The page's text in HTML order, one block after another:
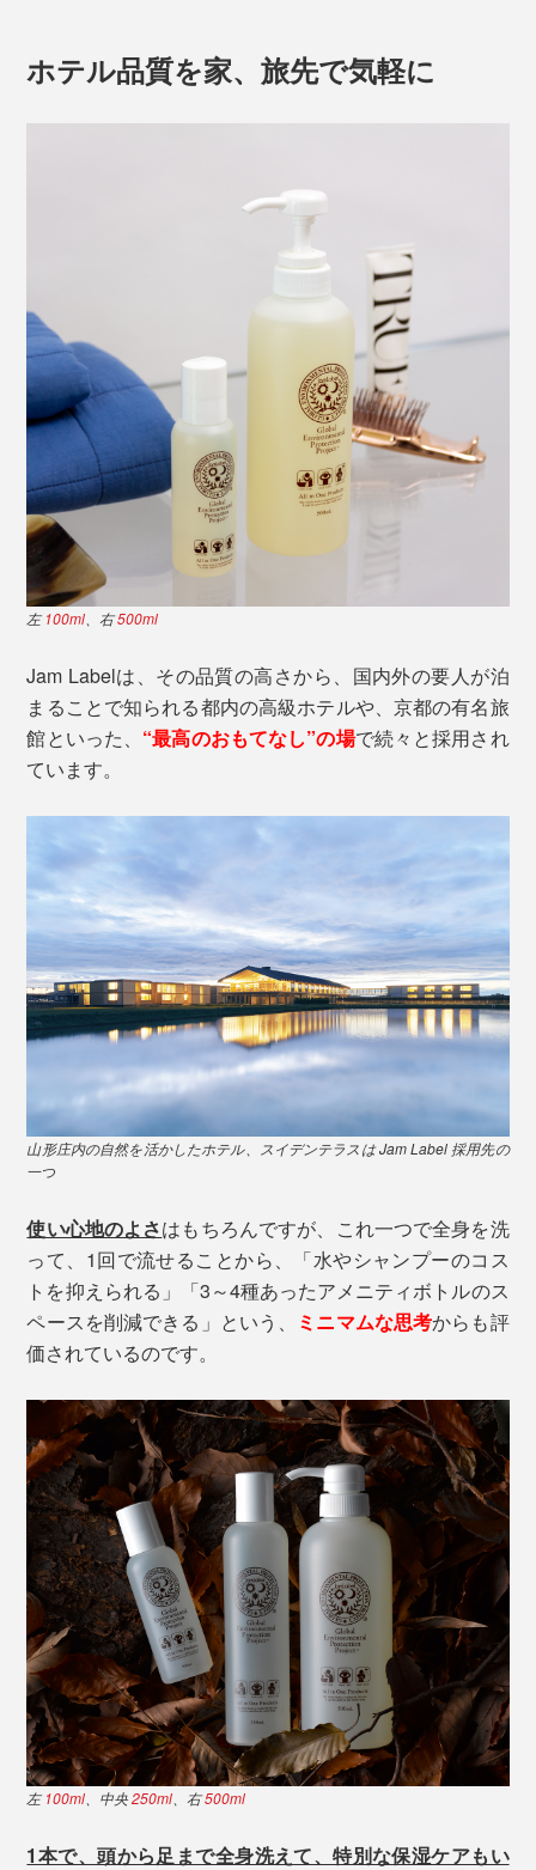
ホテル品質を家、旅先で気軽に
左 100ml 、右500ml
Jam Labelは、その品質の高さから、国内外の要人が泊
まることで知られる都内の高級ホテルや、京都の有名旅
館といった、 “最高のおもてなし”の場で続々と採用され
ています。
山形庄内の自然を活かしたホテル、スイデンテラスは Jam Label 採用先の
一つ
使い心地のよさはもちろんですが、これ一つで全身を洗
って、1回で流せることから、「水やシャンプーのコス
トを抑えられる」「3～4種あったアメニティボトルのス
ペースを削減できる」という、
ミニマムな思考からも評
価されているのです。
左 100ml 、中央250ml 、右500ml
1本で、頭から足まで全身洗えて、特別な保湿ケアもい